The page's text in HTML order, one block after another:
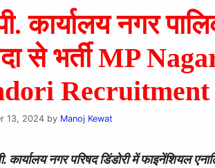
कार्यालय नगर
से भर्ती MP
Recruitment
13, 2024 by Manoj Kewat
कार्यालय नगर परिषद डिंडोरी में फाइनेंशियल